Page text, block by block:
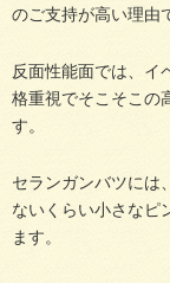
のご支持が高い理由
反面性能面では、イ
格重視でそこそこの
す。
セランガンバツには
ないくらい小さなピ
ます。